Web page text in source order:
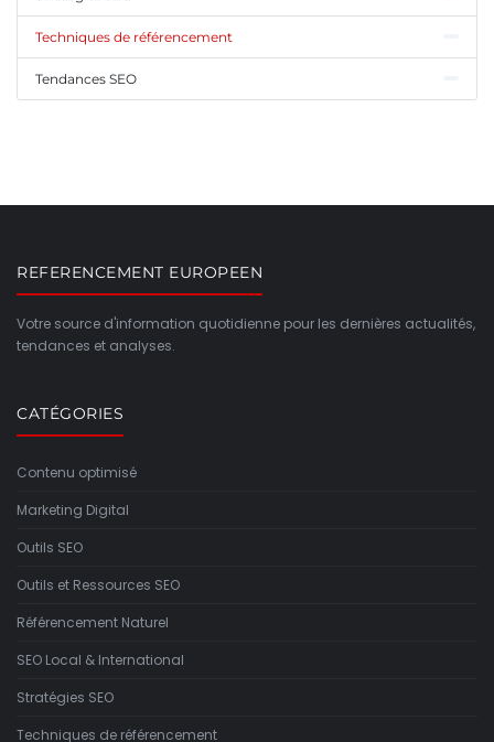
Techniques de référencement
Tendances SEO
REFERENCEMENT EUROPEEN
Votre source d'information quotidienne pour les dernières actualités,
tendances et analyses.
CATÉGORIES
Contenu optimisé
Marketing Digital
Outils SEO
Outils et Ressources SEO
Référencement Naturel
SEO Local & International
Stratégies SEO
Techniques de référencement